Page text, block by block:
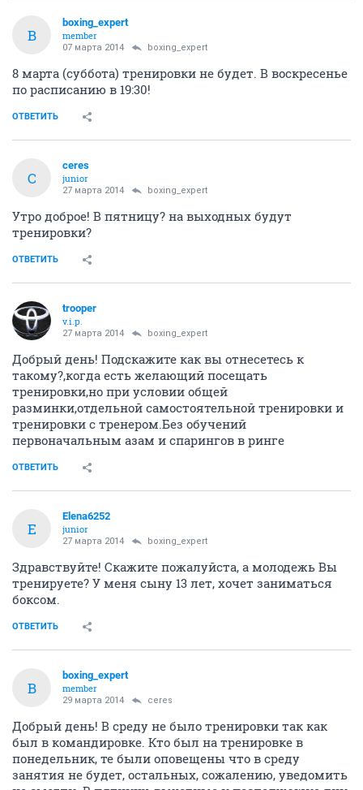
B
boxing_expert
member
07 марта 2014 boxing_expert
8 марта (суббота) тренировки не будет. В воскресенье
по расписанию в 19:30!
ОТВЕТИТЬ
C
ceres
junior
27 марта 2014 boxing_expert
Утро доброе! В пятницу? на выходных будут
тренировки?
ОТВЕТИТЬ
trooper
v.i.p.
27 марта 2014 boxing_expert
Добрый день! Подскажите как вы отнесетесь к
такому?,когда есть желающий посещать
тренировки,но при условии общей
разминки,отдельной самостоятельной тренировки и
тренировки с тренером.Без обучений
первоначальным азам и спарингов в ринге
ОТВЕТИТЬ
E
Elena6252
junior
27 марта 2014 boxing_expert
Здравствуйте! Скажите пожалуйста, а молодежь Вы
тренируете? У меня сыну 13 лет, хочет заниматься
боксом.
ОТВЕТИТЬ
B
boxing_expert
member
29 марта 2014 ceres
Добрый день! В среду не было тренировки так как
был в командировке. Кто был на тренировке в
понедельник, те были оповещены что в среду
занятия не будет, остальных, сожалению, уведомить